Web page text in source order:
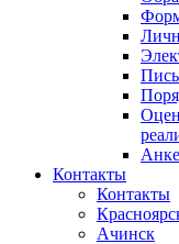
Контакты
Контакты
Ачинск